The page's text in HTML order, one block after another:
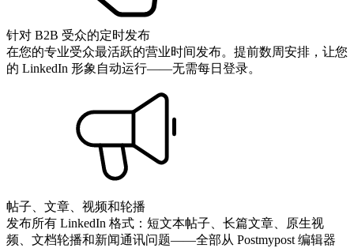
针对 B2B 受众的定时发布
在您的专业受众最活跃的营业时间发布。提前数周安排，让您
的 LinkedIn 形象自动运行——无需每日登录。
帖子、文章、视频和轮播
发布所有 LinkedIn 格式：短文本帖子、长篇文章、原生视
频、文档轮播和新闻通讯问题——全部从 Postmypost 编辑器